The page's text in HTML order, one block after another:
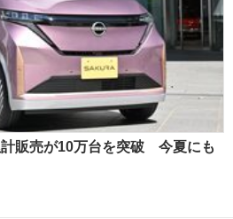
計販売が10万台を突破 今夏にも